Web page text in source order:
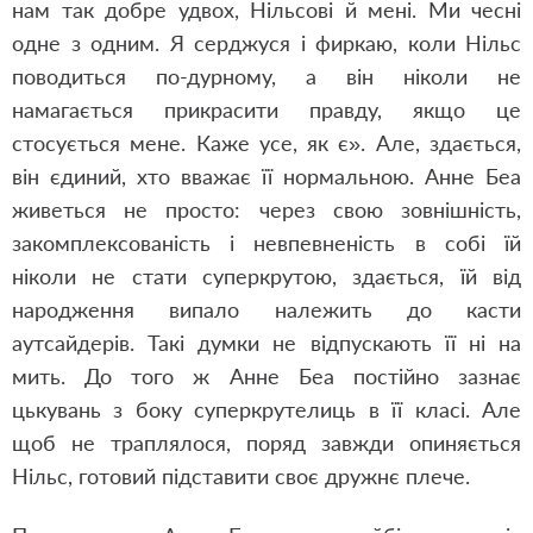
нам так добре удвох, Нільсові й мені. Ми чесні
одне з одним. Я серджуся і фиркаю, коли Нільс
поводиться по-дурному, а він ніколи не
намагається прикрасити правду, якщо це
стосується мене. Каже усе, як є». Але, здається,
він єдиний, хто вважає її нормальною. Анне Беа
живеться не просто: через свою зовнішність,
закомплексованість і невпевненість в собі їй
ніколи не стати суперкрутою, здається, їй від
народження випало належить до касти
аутсайдерів. Такі думки не відпускають її ні на
мить. До того ж Анне Беа постійно зазнає
цькувань з боку суперкрутелиць в її класі. Але
щоб не траплялося, поряд завжди опиняється
Нільс, готовий підставити своє дружнє плече.